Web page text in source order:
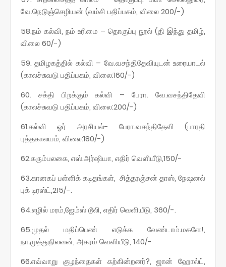
வே.நெடுஞ்செழியன் (வம்சி பதிப்பகம், விலை 200/-)
58.நம் கல்வி, நம் உரிமை – தொகுப்பு நூல் (தி இந்து தமிழ்,
விலை 60/-)
59. தமிழகத்தில் கல்வி – வே.வசந்திதேவியுடன் உரையாடல்
(காலச்சுவடு பதிப்பகம், விலை:160/-)
60. சக்தி பிறக்கும் கல்வி – பேரா. வே.வசந்திதேவி
(காலச்சுவடு பதிப்பகம், விலை:200/-)
61.கல்வி ஓர் அரசியல்- பேரா.வசந்திதேவி (பாரதி
புத்தகாலயம், விலை:180/-)
62.கரும்பலகை, எஸ்.அர்ஷியா, எதிர் வெளியீடு,150/-
63.கானகப் பள்ளிக் கடிதங்கள், சித்தரஞ்சன் தாஸ், நேஷனல்
புக் டிரஸ்ட்,215/-.
64.எழில் மரம்,ஜேம்ஸ் டூலி, எதிர் வெளியீடு, 360/-.
65.முதல் மதிப்பெண் எடுக்க வேண்டாம்.மகளே!,
நா.முத்துநிலவன், அகரம் வெளியீடு, 140/-
66.எவ்வாறு குழந்தைகள் கற்கின்றனர்?, ஜான் ஹோல்ட்,